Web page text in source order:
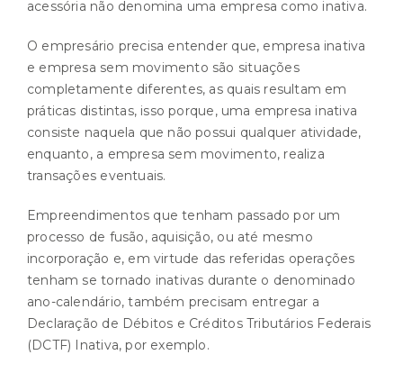
acessória não denomina uma empresa como inativa.
O empresário precisa entender que, empresa inativa
e empresa sem movimento são situações
completamente diferentes, as quais resultam em
práticas distintas, isso porque, uma empresa inativa
consiste naquela que não possui qualquer atividade,
enquanto, a empresa sem movimento, realiza
transações eventuais.
Empreendimentos que tenham passado por um
processo de fusão, aquisição, ou até mesmo
incorporação e, em virtude das referidas operações
tenham se tornado inativas durante o denominado
ano-calendário, também precisam entregar a
Declaração de Débitos e Créditos Tributários Federais
(DCTF) Inativa, por exemplo.